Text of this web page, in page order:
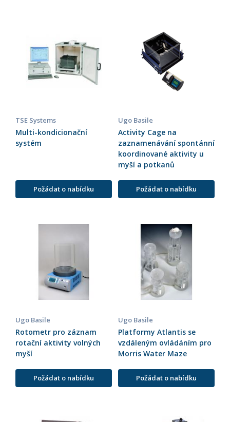
TSE Systems
Multi-kondicionační
systém
Požádat o nabídku
Ugo Basile
Activity Cage na
zaznamenávání spontánní
koordinované aktivity u
myší a potkanů
Požádat o nabídku
Ugo Basile
Rotometr pro záznam
rotační aktivity volných
myší
Požádat o nabídku
Ugo Basile
Platformy Atlantis se
vzdáleným ovládáním pro
Morris Water Maze
Požádat o nabídku